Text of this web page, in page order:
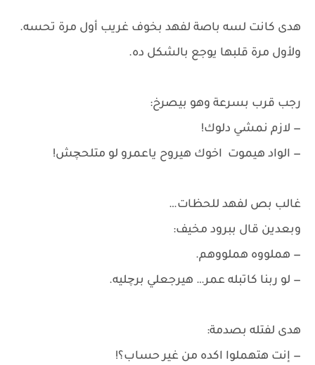
هدى كانت لسه باصة لفهد بخوف غريب أول مرة تحسه.
ولأول مرة قلبها يوجع بالشكل ده.
رجب قرب بسرعة وهو بيصرخ:
— لازم نمشي دلوك!
— الواد هيموت اخوك هيروح ياعمرو لو متلحچش!
غالب بص لفهد للحظات…
وبعدين قال ببرود مخيف:
— هملووه هملووهم.
— لو ربنا كاتبله عمر… هيرجعلي برچليه.
هدى لفتله بصدمة:
— إنت هتهملوا اكده من غير حساب؟!